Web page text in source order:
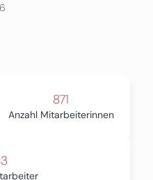
871
Anzahl Mitarbeiterinnen